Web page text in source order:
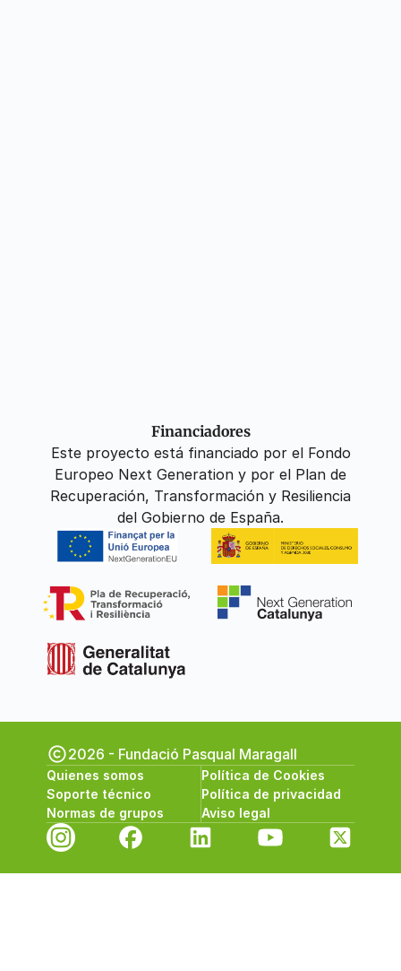
Financiadores
Este proyecto está financiado por el Fondo
Europeo Next Generation y por el Plan de
Recuperación, Transformación y Resiliencia
del Gobierno de España.
2026 - Fundació Pasqual Maragall
Quienes somos
Soporte técnico
Normas de grupos
Política de Cookies
Política de privacidad
Aviso legal